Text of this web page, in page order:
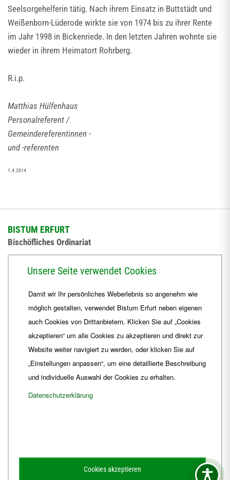
Seelsorgehelferin tätig. Nach ihrem Einsatz in Buttstädt und
Weißenborn-Lüderode wirkte sie von 1974 bis zu ihrer Rente
im Jahr 1998 in Bickenriede. In den letzten Jahren wohnte sie
wieder in ihrem Heimatort Rohrberg.
R.i.p.
Matthias Hülfenhaus
Personalreferent /
Gemeindereferentinnen -
und -referenten
1.4.2014
BISTUM ERFURT
Bischöfliches Ordinariat
+49 361 6572-444
ordinariat Bistum-Erfurt.de
Unsere Seite verwendet Cookies
Damit wir Ihr persönliches Weberlebnis so angenehm wie
möglich gestalten, verwendet Bistum Erfurt neben eigenen
auch Cookies von Drittanbietern. Klicken Sie auf „Cookies
akzeptieren“ um alle Cookies zu akzeptieren und direkt zur
Website weiter navigiert zu werden, oder klicken Sie auf
„Einstellungen anpassen“, um eine detaillierte Beschreibung
und individuelle Auswahl der Cookies zu erhalten.
Datenschutzerklärung
Cookies akzeptieren